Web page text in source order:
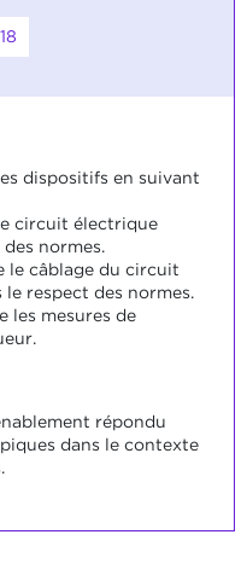
dispositifs en suivant
circuit électrique
normes.
le câblage du circuit
respect des normes.
les mesures de
répondu
dans le contexte